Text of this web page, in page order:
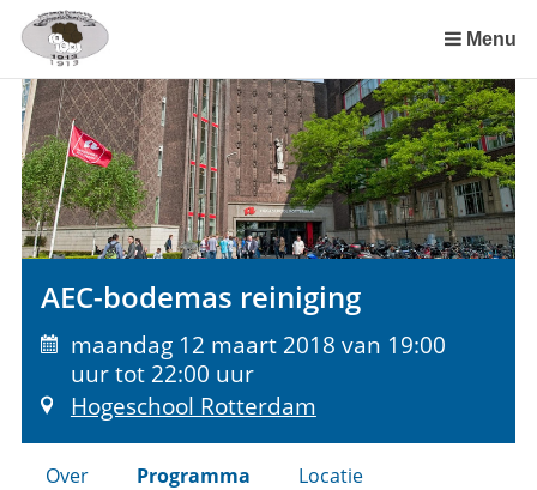
links
Spring
naar
de
inhoud
Spring
naar
menu
Menu
AEC-bodemas reiniging
maandag 12 maart 2018 van 19:00
uur tot 22:00 uur
Hogeschool Rotterdam
Over Programma Locatie